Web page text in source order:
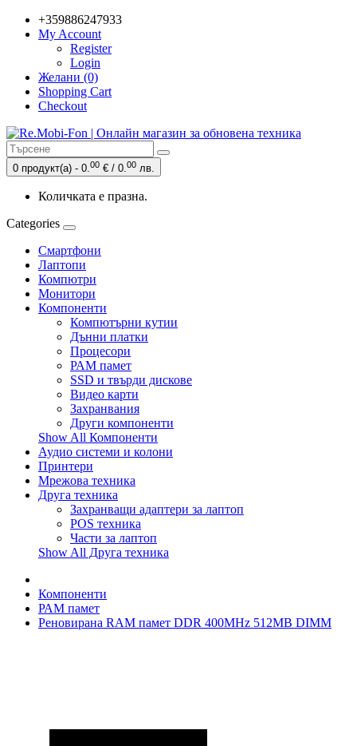
+359886247933
My Account
Register
Login
Желани (0)
Shopping Cart
Checkout
0 продукт(а) - 0.00 € / 0.00 лв.
Количката е празна.
Categories
Смартфони
Лаптопи
Компютри
Монитори
Компоненти
Компютърни кутии
Дънни платки
Процесори
РАМ памет
SSD и твърди дискове
Видео карти
Захранвания
Други компоненти
Show All Компоненти
Аудио системи и колони
Принтери
Мрежова техника
Друга техника
Захранващи адаптери за лаптоп
POS техника
Части за лаптоп
Show All Друга техника
Компоненти
РАМ памет
Реновирана RAM памет DDR 400MHz 512MB DIMM